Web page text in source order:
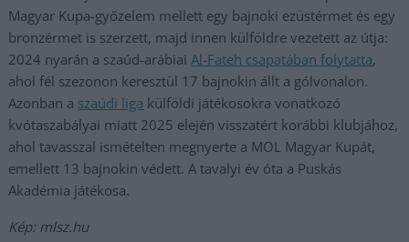
Magyar Kupa-győzelem mellett egy bajnoki ezüstérmet és egy
bronzérmet is szerzett, majd innen külföldre vezetett az útja:
2024 nyarán a szaúd-arábiaiAl-Fateh csapatában folytatta,
ahol fél szezonon keresztül 17 bajnokin állt a gólvonalon.
Azonban a szaúdi liga külföldi játékosokra vonatkozó
kvótaszabályai miatt 2025 elején visszatért korábbi klubjához,
ahol tavasszal ismételten megnyerte a MOL Magyar Kupát,
emellett 13 bajnokin védett. A tavalyi év óta a Puskás
Akadémia játékosa.
Kép: mlsz.hu